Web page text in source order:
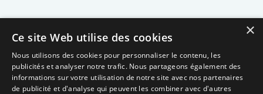
×
Ce site Web utilise des cookies
Nous utilisons des cookies pour personnaliser le contenu, les
publicités et analyser notre trafic. Nous partageons également des
informations sur votre utilisation de notre site avec nos partenaires
de publicité et d'analyse qui peuvent les combiner avec d'autres